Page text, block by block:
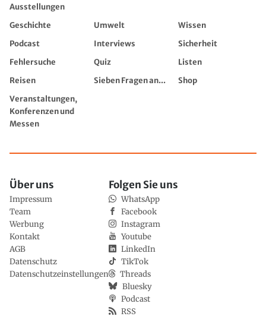
Ausstellungen
Geschichte Umwelt
Wissen
Podcast
Interviews
Sicherheit
Fehlersuche
Quiz
Listen
Reisen
Sieben Fragen an...
Shop
Veranstaltungen,
Konferenzen und
Messen
Über uns
Impressum
Team
Werbung
Kontakt
AGB
Datenschutz
Datenschutzeinstellungen
Folgen Sie uns
WhatsApp
Facebook
Instagram
Youtube
LinkedIn
TikTok
Threads
Bluesky
Podcast
RSS